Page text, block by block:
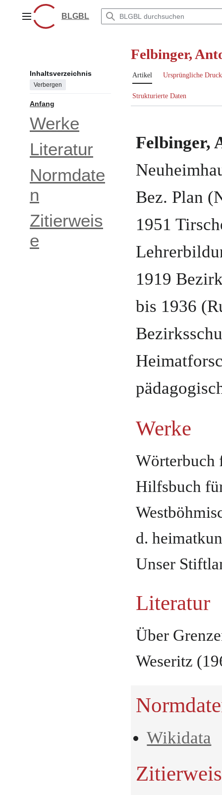
springenHauptmenüBLGBL
Inhaltsverzeichnis
Verbergen
Anfang
Werke
Literatur
Normdate
n
Zitierweis
e
Felbinger,
Artikel Ursprüngliche
Strukturierte Daten
Felbinger,
Bez. Plan
1951
1919
bis 1936
Werke
Wörterbuch
Hilfsbuch
d.
Unser
Literatur
Über
Weseritz
Wikidata